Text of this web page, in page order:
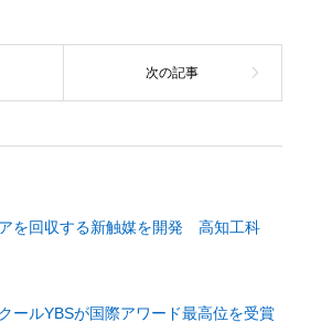
を回収する新触媒を開発 高知工科
ールYBSが国際アワード最高位を受賞